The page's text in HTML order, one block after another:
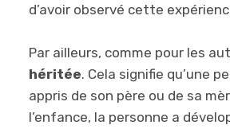
d’avoir observé cette
Par ailleurs, comme pour les
héritée. Cela signifie qu’une
appris de son père ou de sa
l’enfance, la personne a